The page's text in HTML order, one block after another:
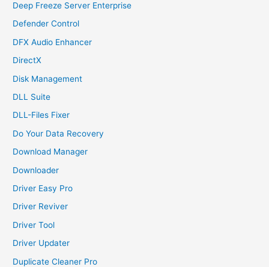
Deep Freeze Server Enterprise
Defender Control
DFX Audio Enhancer
DirectX
Disk Management
DLL Suite
DLL-Files Fixer
Do Your Data Recovery
Download Manager
Downloader
Driver Easy Pro
Driver Reviver
Driver Tool
Driver Updater
Duplicate Cleaner Pro